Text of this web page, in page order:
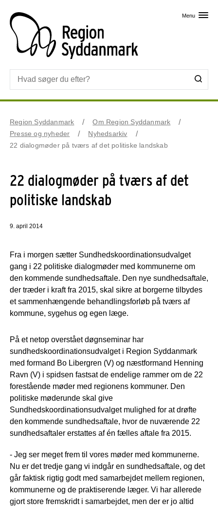
Menu
Region Syddanmark
Om Region Syddanmark
Presse og nyheder
Nyhedsarkiv
22 dialogmøder på tværs af det politiske landskab
22 dialogmøder på tværs af det
politiske landskab
9. april 2014
Fra i morgen sætter Sundhedskoordinationsudvalget
gang i 22 politiske dialogmøder med kommunerne om
den kommende sundhedsaftale. Den nye sundhedsaftale,
der træder i kraft fra 2015, skal sikre at borgerne tilbydes
et sammenhængende behandlingsforløb på tværs af
kommune, sygehus og egen læge.
På et netop overstået døgnseminar har
sundhedskoordinationsudvalget i Region Syddanmark
med formand Bo Libergren (V) og næstformand Henning
Ravn (V) i spidsen fastsat de endelige rammer om de 22
forestående møder med regionens kommuner. Den
politiske møderunde skal give
Sundhedskoordinationsudvalget mulighed for at drøfte
den kommende sundhedsaftale, hvor de nuværende 22
sundhedsaftaler erstattes af én fælles aftale fra 2015.
- Jeg ser meget frem til vores møder med kommunerne.
Nu er det tredje gang vi indgår en sundhedsaftale, og det
går faktisk rigtig godt med samarbejdet mellem regionen,
kommunerne og de praktiserende læger. Vi har allerede
gjort store fremskridt i samarbejdet, men der er jo altid